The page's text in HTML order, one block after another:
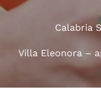
Calabria
Villa Eleonora –